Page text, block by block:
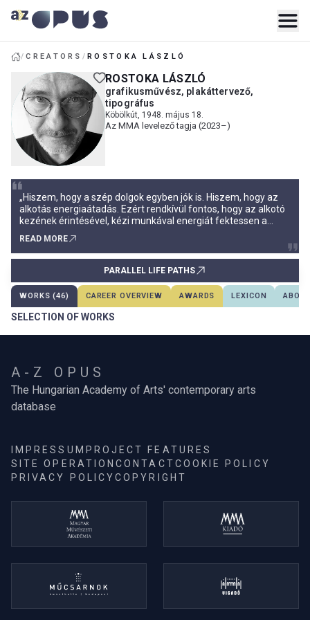
/CREATORS /ROSTOKA LÁSZLÓ
ROSTOKA LÁSZLÓ
grafikusművész, plakáttervező,
tipográfus
Köbölkút, 1948. május 18.
Az MMA levelező tagja (2023–)
„Hiszem, hogy a szép dolgok egyben jók is. Hiszem, hogy az
alkotás energiaátadás. Ezért rendkívül fontos, hogy az alkotó
kezének érintésével, kézi munkával energiát fektessen a
tartalmazhat, a pozitív energia kisugárzását tartom. És egy
egyszerű irányelvhez is ragaszkodom: még a tervezést is úgy
READ MORE
PARALLEL LIFE PATHS
WORKS (46) CAREER OVERVIEW AWARDS LEXICON
SELECTION OF WORKS
A-Z OPUS
The Hungarian Academy of Arts' contemporary arts
database
IMPRESSUM PROJECT FEATURES
SITE OPERATIONCONTACTCOOKIE POLICY
PRIVACY POLICYCOPYRIGHT